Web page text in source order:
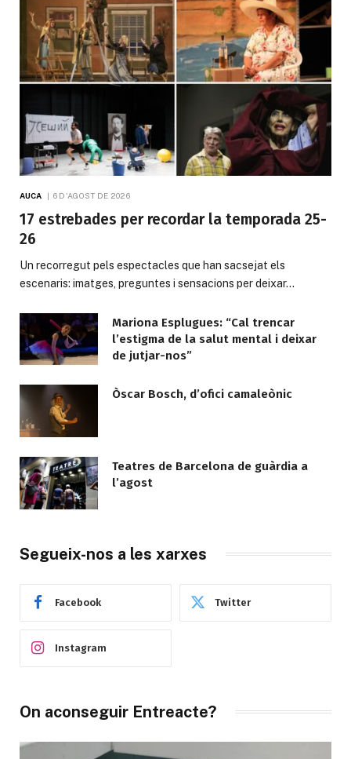
AUCA 6 D'AGOST DE 2026
17 estrebades per recordar la temporada 25-
26
Un recorregut pels espectacles que han sacsejat els
escenaris: imatges, preguntes i sensacions per deixar…
Mariona Esplugues: “Cal trencar
l’estigma de la salut mental i deixar
de jutjar-nos”
Òscar Bosch, d’ofici camaleònic
Teatres de Barcelona de guàrdia a
l’agost
Segueix-nos a les xarxes
Facebook Twitter
Instagram
On aconseguir Entreacte?